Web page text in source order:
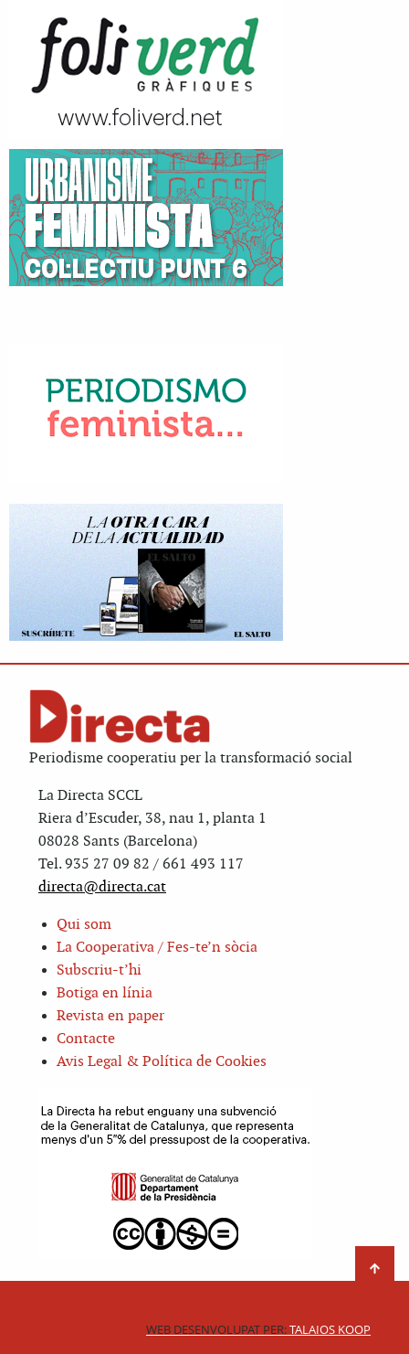
Periodisme cooperatiu per la transformació social
La Directa SCCL
Riera d’Escuder, 38, nau 1, planta 1
08028 Sants (Barcelona)
Tel. 935 27 09 82 / 661 493 117
directa@directa.cat
Qui som
La Cooperativa / Fes-te’n sòcia
Subscriu-t’hi
Botiga en línia
Revista en paper
Contacte
Avis Legal & Política de Cookies
WEB DESENVOLUPAT PER:TALAIOS KOOP